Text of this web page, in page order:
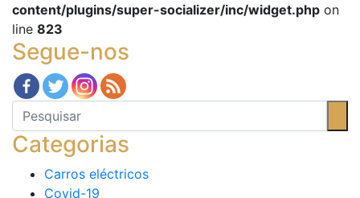
content/plugins/super-socializer/inc/widget.php on
line 823
Segue-nos
Categorias
Carros eléctricos
Covid-19